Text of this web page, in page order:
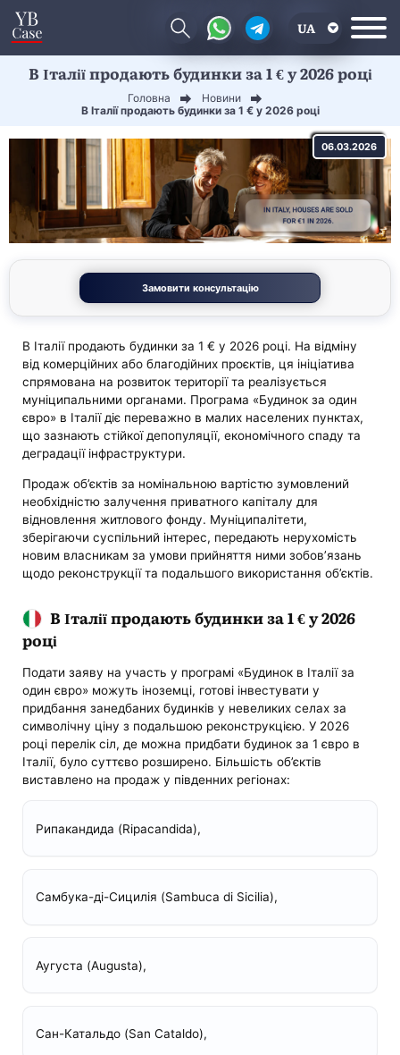
UA
EN
В Італії продають будинки за 1 € у 2026 році
Головна
Новини
В Італії продають будинки за 1 € у 2026 році
06.03.2026
Замовити консультацію
В Італії продають будинки за 1 € у 2026 році. На відміну
від комерційних або благодійних проєктів, ця ініціатива
спрямована на розвиток території та реалізується
муніципальними органами. Програма «Будинок за один
євро» в Італії діє переважно в малих населених пунктах,
що зазнають стійкої депопуляції, економічного спаду та
деградації інфраструктури.
Продаж об’єктів за номінальною вартістю зумовлений
необхідністю залучення приватного капіталу для
відновлення житлового фонду. Муніципалітети,
зберігаючи суспільний інтерес, передають нерухомість
новим власникам за умови прийняття ними зобов’язань
щодо реконструкції та подальшого використання об’єктів.
В Італії продають будинки за 1 € у 2026
році
Подати заяву на участь у програмі «Будинок в Італії за
один євро» можуть іноземці, готові інвестувати у
придбання занедбаних будинків у невеликих селах за
символічну ціну з подальшою реконструкцією. У 2026
році перелік сіл, де можна придбати будинок за 1 євро в
Італії, було суттєво розширено. Більшість об’єктів
виставлено на продаж у південних регіонах:
Рипакандида (Ripacandida),
Самбука-ді-Сицилія (Sambuca di Sicilia),
Аугуста (Augusta),
Сан-Катальдо (San Cataldo),